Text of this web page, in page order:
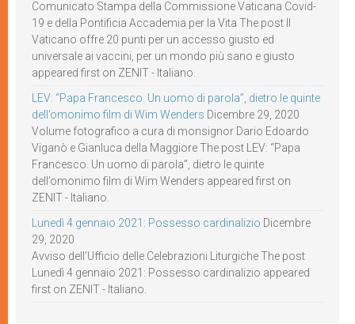
Comunicato Stampa della Commissione Vaticana Covid-
19 e della Pontificia Accademia per la Vita The post Il
Vaticano offre 20 punti per un accesso giusto ed
universale ai vaccini, per un mondo più sano e giusto
appeared first on ZENIT - Italiano.
LEV: “Papa Francesco. Un uomo di parola”, dietro le quinte
dell’omonimo film di Wim Wenders Dicembre 29, 2020
Volume fotografico a cura di monsignor Dario Edoardo
Viganò e Gianluca della Maggiore The post LEV: “Papa
Francesco. Un uomo di parola”, dietro le quinte
dell’omonimo film di Wim Wenders appeared first on
ZENIT - Italiano.
Lunedì 4 gennaio 2021: Possesso cardinalizio Dicembre
29, 2020
Avviso dell’Ufficio delle Celebrazioni Liturgiche The post
Lunedì 4 gennaio 2021: Possesso cardinalizio appeared
first on ZENIT - Italiano.